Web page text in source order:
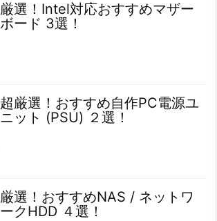
厳選！Intel対応おすすめマザー
ボード 3選！
超厳選！おすすめ自作PC電源ユ
ニット (PSU) ２選！
厳選！おすすめNAS / ネットワ
ークHDD ４選！